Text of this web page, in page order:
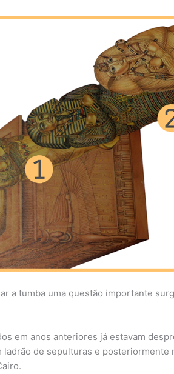
a tumba uma questão importante
em anos anteriores já estavam
ladrão de sepulturas e